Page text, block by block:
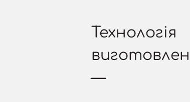
Технологія